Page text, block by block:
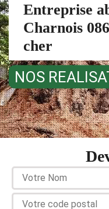
Entreprise
Charnois
cher
NOS